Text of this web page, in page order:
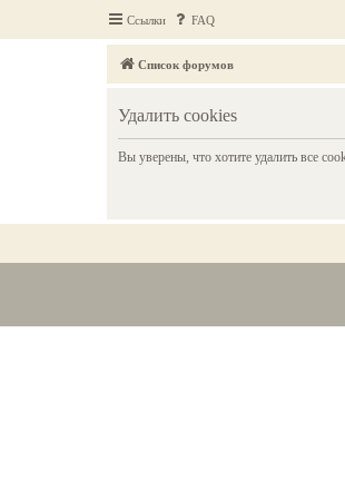
Ссылки FAQ
Список форумов
Удалить cookies
Вы уверены, что хотите удалить все